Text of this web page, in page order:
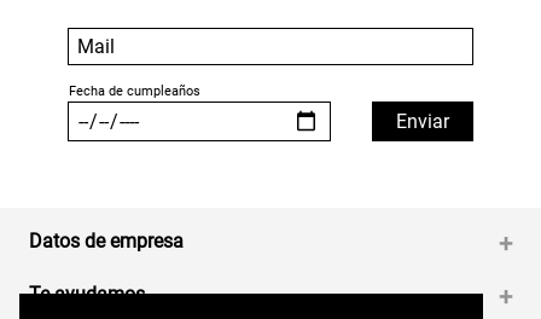
Datos de empresa +
Te ayudamos +